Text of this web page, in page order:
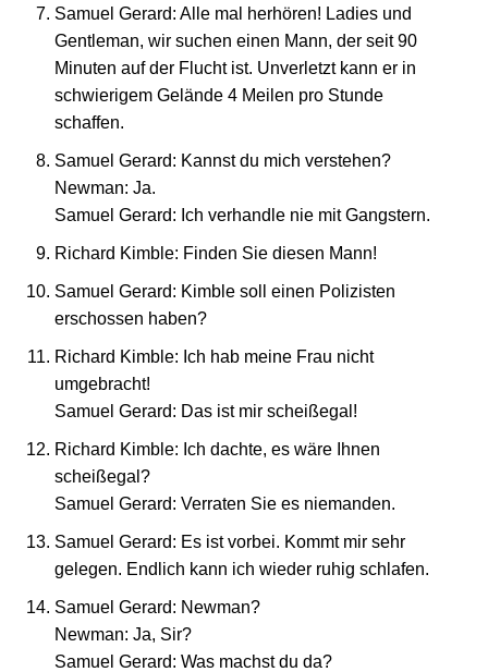
Samuel Gerard: Alle mal herhören! Ladies und
Gentleman, wir suchen einen Mann, der seit 90
Minuten auf der Flucht ist. Unverletzt kann er in
schwierigem Gelände 4 Meilen pro Stunde
schaffen.
Samuel Gerard: Kannst du mich verstehen?
Newman: Ja.
Samuel Gerard: Ich verhandle nie mit Gangstern.
Richard Kimble: Finden Sie diesen Mann!
Samuel Gerard: Kimble soll einen Polizisten
erschossen haben?
Richard Kimble: Ich hab meine Frau nicht
umgebracht!
Samuel Gerard: Das ist mir scheißegal!
Richard Kimble: Ich dachte, es wäre Ihnen
scheißegal?
Samuel Gerard: Verraten Sie es niemanden.
Samuel Gerard: Es ist vorbei. Kommt mir sehr
gelegen. Endlich kann ich wieder ruhig schlafen.
Samuel Gerard: Newman?
Newman: Ja, Sir?
Samuel Gerard: Was machst du da?